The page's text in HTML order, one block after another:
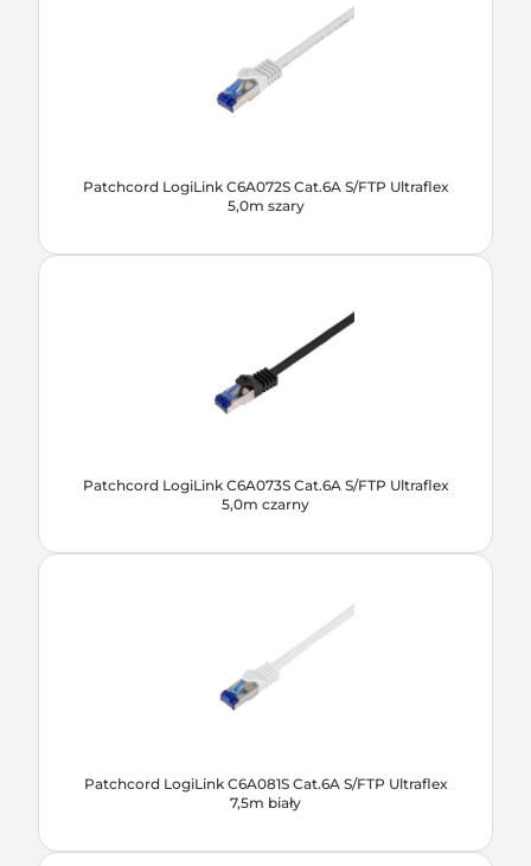
Patchcord LogiLink C6A072S Cat.6A S/FTP Ultraflex
5,0m szary
Patchcord LogiLink C6A073S Cat.6A S/FTP Ultraflex
5,0m czarny
Patchcord LogiLink C6A081S Cat.6A S/FTP Ultraflex
7,5m biały